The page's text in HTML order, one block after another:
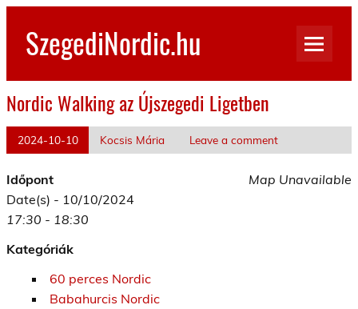
Skip
contentSzegediNordic.hu
Nordic Walking az Újszegedi Ligetben
2024-10-10 Kocsis Mária Leave a comment
Map Unavailable
Időpont
Date(s) - 10/10/2024
17:30 - 18:30
Kategóriák
60 perces Nordic
Babahurcis Nordic